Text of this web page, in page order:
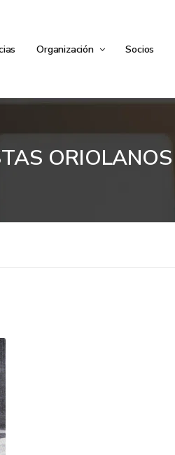
Organización Socios
ORIOLANOS